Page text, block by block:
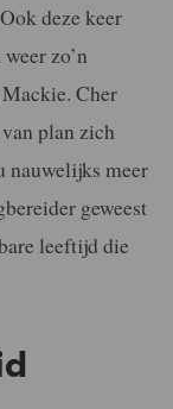
deze keer
zo’n
Cher
plan zich
nauwelijks meer
geweest
leeftijd die